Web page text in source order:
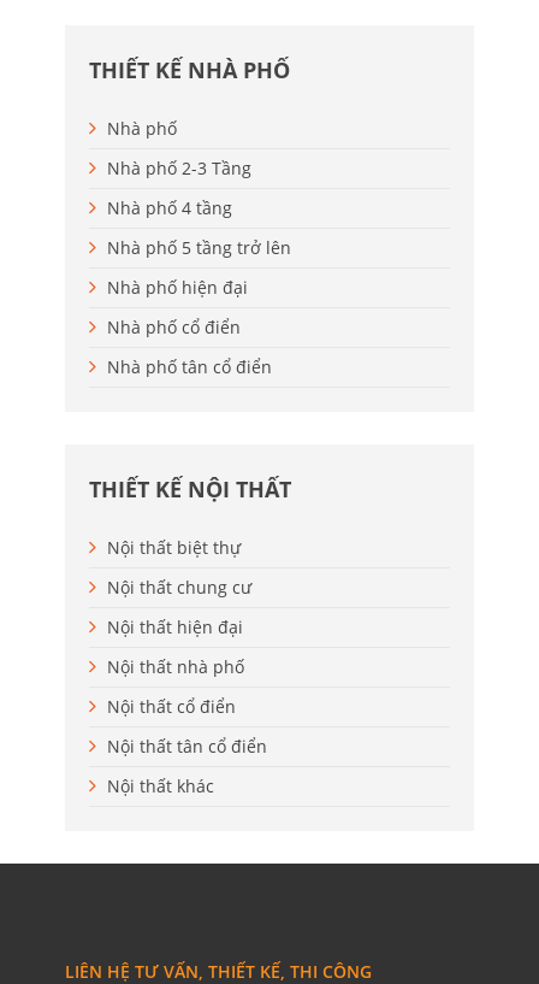
THIẾT KẾ NHÀ PHỐ
Nhà phố
Nhà phố 2-3 Tầng
Nhà phố 4 tầng
Nhà phố 5 tầng trở lên
Nhà phố hiện đại
Nhà phố cổ điển
Nhà phố tân cổ điển
THIẾT KẾ NỘI THẤT
Nội thất biệt thự
Nội thất chung cư
Nội thất hiện đại
Nội thất nhà phố
Nội thất cổ điển
Nội thất tân cổ điển
Nội thất khác
LIÊN HỆ TƯ VẤN, THIẾT KẾ, THI CÔNG